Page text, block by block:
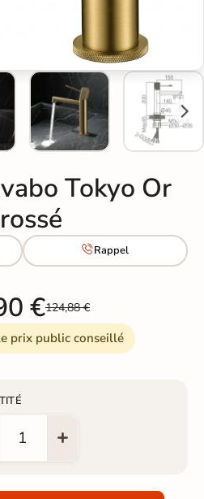
Tokyo Or
Rappel
€124,88 €
prix public conseillé